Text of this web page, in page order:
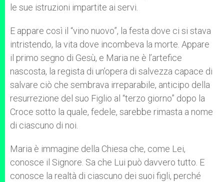
le sue istruzioni impartite ai servi.
E appare così il “vino nuovo”, la festa dove ci si stava
intristendo, la vita dove incombeva la morte. Appare
il primo segno di Gesù, e Maria ne è l’artefice
nascosta, la regista di un’opera di salvezza capace di
salvare ciò che sembrava irreparabile, anticipo della
resurrezione del suo Figlio al “terzo giorno” dopo la
Croce sotto la quale, fedele, sarebbe rimasta a nome
di ciascuno di noi.
Maria è immagine della Chiesa che, come Lei,
conosce il Signore. Sa che Lui può davvero tutto. E
conosce la realtà di ciascuno dei suoi figli, perché